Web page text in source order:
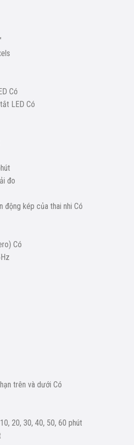
Có
LED Có
đo
động kép của thai nhi Có
Có
trên và dưới Có
20, 30, 40, 50, 60 phút